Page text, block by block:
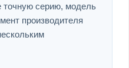
точную серию, модель
производителя